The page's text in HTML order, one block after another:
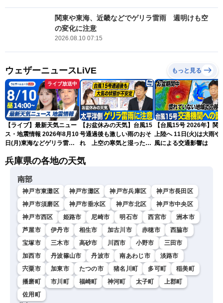
関東や東海、近畿などでゲリラ雷雨 週明けも空
の変化に注意
2026.08.10 07:15
ウェザーニュースLiVE もっと見る
ライブ放送中
【ライブ】最新天気ニュー
ス・地震情報 2026年8月10
日(月)東海などゲリラ雷雨
台風対策を〈ウェザーニュ
北美月／宇野沢達也〉
【お盆休みの天気】台風15
号通過後も激しい雨のおそ
れ 上空の寒気と湿った空
【台風15号 2026年】関
上陸へ 11日(火)は大雨や
風による交通影響は
兵庫県の各地の天気
南部
神戸市東灘区 神戸市灘区 神戸市兵庫区
神戸市長田区
神戸市須磨区
神戸市垂水区 神戸市北区
神戸市中央区
神戸市西区
姫路市 尼崎市 明石市 西宮市
洲本市
芦屋市
伊丹市 相生市 加古川市 赤穂市
西脇市
宝塚市
三木市 高砂市 川西市 小野市
三田市
加西市
丹波篠山市 丹波市 南あわじ市
淡路市
宍粟市
加東市 たつの市 猪名川町 多可町
稲美町
播磨町
市川町 福崎町 神河町 太子町
上郡町
佐用町